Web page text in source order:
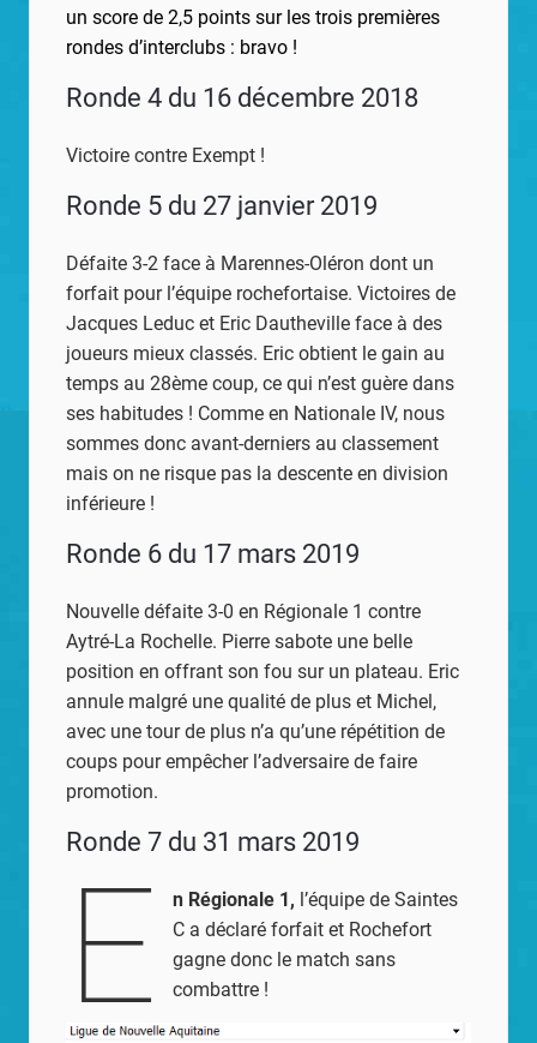
un score de 2,5 points sur les trois premières
rondes d’interclubs : bravo !
Ronde 4 du 16 décembre 2018
Victoire contre Exempt !
Ronde 5 du 27 janvier 2019
Défaite 3-2 face à Marennes-Oléron dont un
forfait pour l’équipe rochefortaise. Victoires de
Jacques Leduc et Eric Dautheville face à des
joueurs mieux classés. Eric obtient le gain au
temps au 28ème coup, ce qui n’est guère dans
ses habitudes ! Comme en Nationale IV, nous
sommes donc avant-derniers au classement
mais on ne risque pas la descente en division
inférieure !
Ronde 6 du 17 mars 2019
Nouvelle défaite 3-0 en Régionale 1 contre
Aytré-La Rochelle. Pierre sabote une belle
position en offrant son fou sur un plateau. Eric
annule malgré une qualité de plus et Michel,
avec une tour de plus n’a qu’une répétition de
coups pour empêcher l’adversaire de faire
promotion.
Ronde 7 du 31 mars 2019
E n Régionale 1, l’équipe de Saintes
C a déclaré forfait et Rochefort
gagne donc le match sans
combattre !